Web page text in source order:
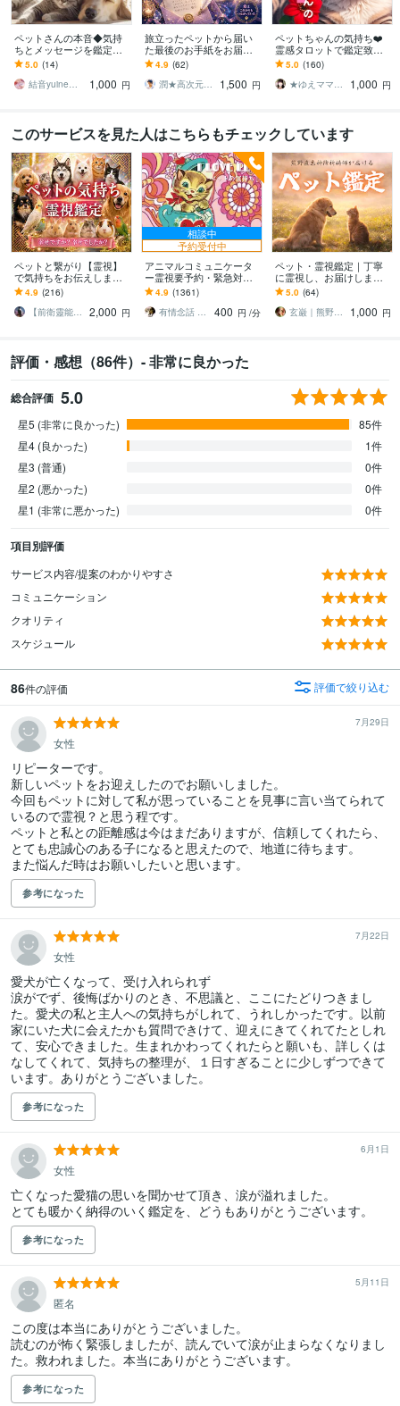
ペットさんの本音◆気持
ちとメッセージを鑑定し
ます 虹の橋の子も対応◆
今どう思っているのか貴
方へのメッセージ！
5.0 (14)
結音yuine◆霊感タロット鑑定
1,000 円
旅立ったペットから届い
た最後のお手紙をお届け
します あなたに感謝と愛
を伝える“お別れのお手紙”
をチャネリング
4.9 (62)
潤★高次元の声を届ける宇宙チャネラー
1,500 円
ペットちゃんの気持ち❤️
霊感タロットで鑑定致し
ます 言葉がないからこそ
伝えたい気持ちがある‼️
5.0 (160)
★ゆえママ＊スピリチュアル鑑定士★
1,000 円
このサービスを見た人はこちらもチェックしています
ペットと繋がり【霊視】
で気持ちをお伝えします
何を考えているのか、普
段聞けない事がわかりま
す
4.9 (216)
【前衛靈能者】ジャン
2,000 円
相談中
予約受付中
アニマルコミュニケータ
ー霊視要予約・緊急対応
します ペットロスの魂を
深掘りし時空を超え生ま
れ変わり…響き伝えます
4.9 (1361)
有情念話 ねるふ ﾋﾋﾞｷﾏﾉｽﾍﾞｼ
400 円 /分
ペット・霊視鑑定｜丁寧
に霊視し、お届けします
ペット様が抱えている想
い・気配・相性を知りた
い方へ。
5.0 (64)
玄巌｜熊野直系 神降祈祷師
1,000 円
評価・感想（86件）- 非常に良かった
総合評価 5.0
星5 (非常に良かった)
85件
星4 (良かった)
1件
星3 (普通)
0件
星2 (悪かった)
0件
星1 (非常に悪かった)
0件
項目別評価
サービス内容/提案のわかりやすさ
コミュニケーション
クオリティ
スケジュール
86件の評価 評価で絞り込む
7月29日
女性
リピーターです。
新しいペットをお迎えしたのでお願いしました。
今回もペットに対して私が思っていることを見事に言い当てられて
いるので霊視？と思う程です。
ペットと私との距離感は今はまだありますが、信頼してくれたら、
とても忠誠心のある子になると思えたので、地道に待ちます。
また悩んだ時はお願いしたいと思います。
参考になった
7月22日
女性
愛犬が亡くなって、受け入れられず
涙がでず、後悔ばかりのとき、不思議と、ここにたどりつきまし
た。愛犬の私と主人への気持ちがしれて、うれしかったです。以前
家にいた犬に会えたかも質問できけて、迎えにきてくれてたとしれ
て、安心できました。生まれかわってくれたらと願いも、詳しくは
なしてくれて、気持ちの整理が、１日すぎることに少しずつできて
います。ありがとうございました。
参考になった
6月1日
女性
亡くなった愛猫の思いを聞かせて頂き、涙が溢れました。
とても暖かく納得のいく鑑定を、どうもありがとうございます。
参考になった
5月11日
匿名
この度は本当にありがとうございました。
読むのが怖く緊張しましたが、読んでいて涙が止まらなくなりまし
た。救われました。本当にありがとうございます。
参考になった